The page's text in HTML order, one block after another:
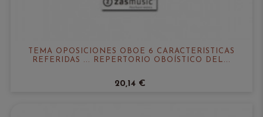
TEMA OPOSICIONES OBOE 6 CARACTERÍSTICAS
REFERIDAS ... REPERTORIO OBOÍSTICO DEL...
20,14 €